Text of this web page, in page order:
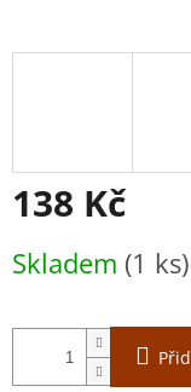
138 Kč
cena:
Skladem (1 ks)